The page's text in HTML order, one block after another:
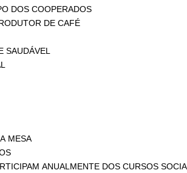
DOS COOPERADOS
DE CAFÉ
SAUDÁVEL
MESA
ANUALMENTE DOS CURSOS